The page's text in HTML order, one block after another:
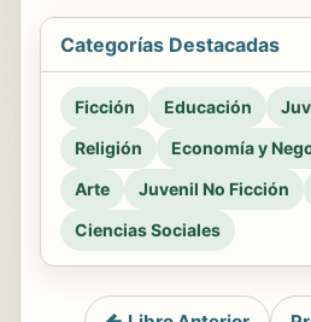
Categorías Destacadas
Ficción Educación
Religión
Economía y
Arte
Juvenil No Ficción
Ciencias Sociales